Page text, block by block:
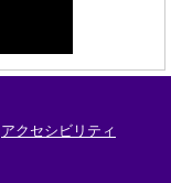
アクセシビリティ